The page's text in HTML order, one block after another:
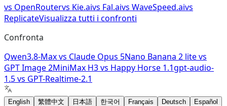
vs OpenRoutervs Kie.aivs Fal.aivs WaveSpeed.aivs
ReplicateVisualizza tutti i confronti
Confronta
Qwen3.8-Maxvs Claude Opus 5Nano Banana 2 litevs
GPT Image 2MiniMax H3vs Happy Horse 1.1gpt-audio-
1.5vs GPT-Realtime-2.1
English 繁體中文 日本語 한국어 Français Deutsch
Español